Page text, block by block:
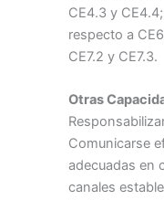
CE4.3 y
respecto a
CE7.2 y CE7.3.
Otras
Comunicarse
adecuadas en
canales